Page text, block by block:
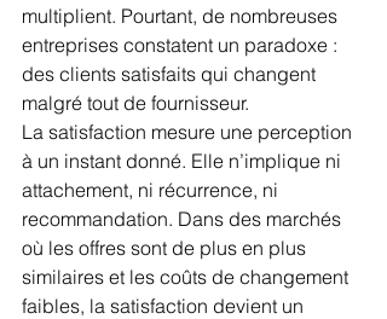
multiplient. Pourtant, de nombreuses
entreprises constatent un paradoxe :
des clients satisfaits qui changent
malgré tout de fournisseur.
La satisfaction mesure une perception
à un instant donné. Elle n’implique ni
attachement, ni récurrence, ni
recommandation. Dans des marchés
où les offres sont de plus en plus
similaires et les coûts de changement
faibles, la satisfaction devient un